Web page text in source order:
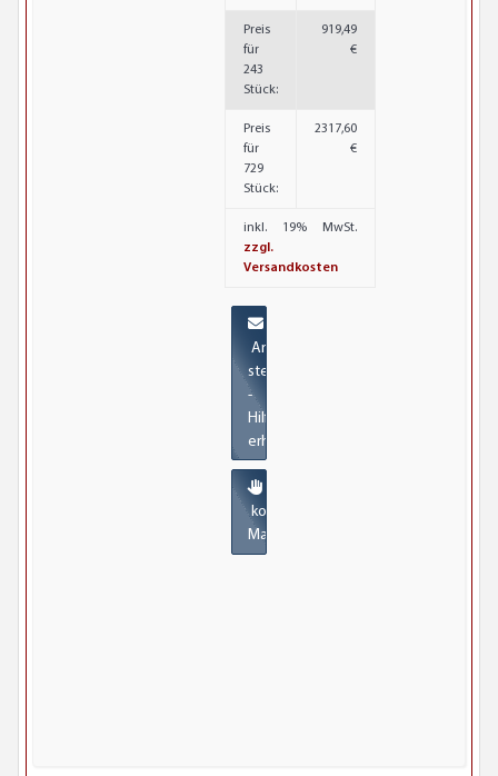
Preis
für
243
Stück:
919,49
€
Preis
für
729
Stück:
2317,60
€
inkl. 19% MwSt.
zzgl.
Versandkosten
Anfrage
stellen
-
Hilfe
erhalten
kostenlose
Materialmuster